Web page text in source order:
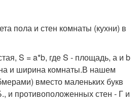
пола и стен комнаты (кухни) в
S = a*b, где S - площадь, а и b
и ширина комнаты.В нашем
вместо маленьких букв
и противоположенных стен - Г и